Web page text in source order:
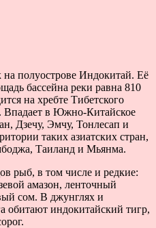
полуострове Индокитай. Её
бассейна реки равна 810
на хребте Тибетского
Впадает в Южно-Китайское
Дзечу, Эмчу, Тонлесап и
таких азиатских стран,
Таиланд и Мьянма.
рыб, в том числе и редкие:
амазон, ленточный
сом. В джунглях и
обитают индокитайский тигр,